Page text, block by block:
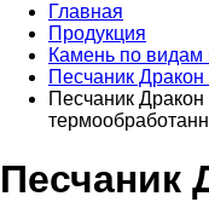
Главная
Продукция
Камень по видам
Песчаник
Песчаник
Песчаник